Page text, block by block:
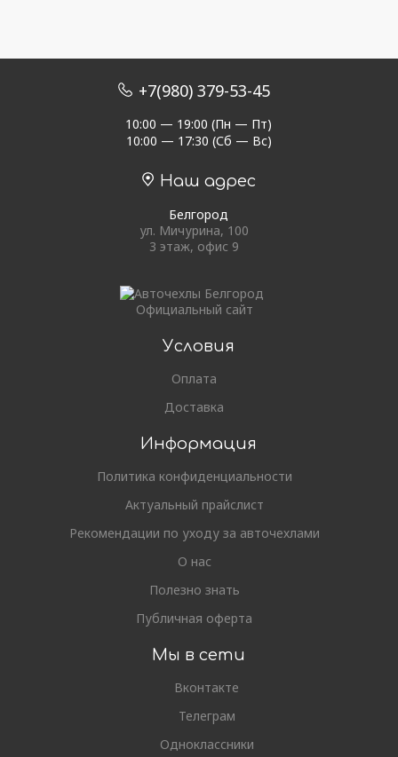
+7(980) 379-53-45
10:00 — 19:00 (Пн — Пт)
10:00 — 17:30 (Сб — Вс)
Наш адрес
Белгород
ул. Мичурина, 100
3 этаж, офис 9
Официальный сайт
Условия
Оплата
Доставка
Информация
Политика конфиденциальности
Актуальный прайслист
Рекомендации по уходу за авточехлами
О нас
Полезно знать
Публичная оферта
Мы в сети
Вконтакте
Телеграм
Одноклассники